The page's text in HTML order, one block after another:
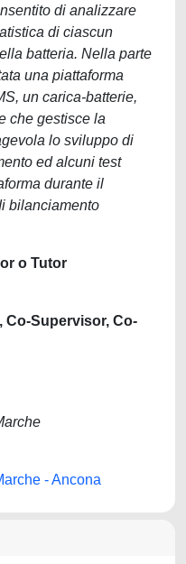
di analizzare
di ciascun
batteria. Nella parte
una piattaforma
un carica-batterie,
che gestisce la
lo sviluppo di
ed alcuni test
durante il
bilanciamento
o Tutor
Co-Supervisor, Co-
- Ancona